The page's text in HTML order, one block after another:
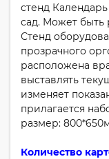
стенд
сад. Может быть
Стенд
прозрачного
расположена
выставлять
изменяет
прилагается
размер:
Количество